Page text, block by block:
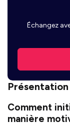
Échangez
Présentation
Comment
manière